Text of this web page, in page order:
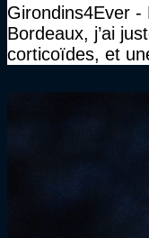
Girondins4Ever -
Bordeaux, j’ai
corticoïdes, et